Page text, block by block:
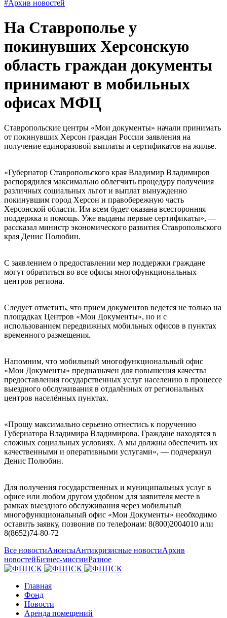
#Архив новостей
На Ставрополье у
покинувших Херсонскую
область граждан документы
принимают в мобильных
офисах МФЦ
Ставропольские центры «Мои документы» начали принимать
от покинувших Херсон граждан России заявления на
получение единоразовой выплаты и сертификатов на жилье.
«Губернатор Ставропольского края Владимир Владимиров
распорядился максимально облегчить процедуру получения
различных социальных льгот и выплат вынужденно
покинувшим город Херсон и правобережную часть
Херсонской области. Им всем будет оказана всесторонняя
поддержка и помощь. Уже выданы первые сертификаты», —
рассказал министр экономического развития Ставропольского
края Денис Полюбин.
С заявлением о предоставлении мер поддержки граждане
могут обратиться во все офисы многофункциональных
центров региона.
Следует отметить, что прием документов ведется не только на
площадках Центров «Мои Документы», но и с
использованием передвижных мобильных офисов в пунктах
временного размещения.
Напомним, что мобильный многофункциональный офис
«Мои Документы» предназначен для повышения качества
предоставления государственных услуг населению в процессе
выездного обслуживания в отдалённых от региональных
центров населённых пунктах.
«Прошу максимально серьезно отнестись к поручению
Губернатора Владимира Владимирова. Граждане находятся в
сложных социальных условиях. А мы должны обеспечить их
качественными и оперативными услугами», — подчеркнул
Денис Полюбин.
Для получения государственных и муниципальных услуг в
офисе или любом другом удобном для заявителя месте в
рамках выездного обслуживания через мобильный
многофункциональный офис «Мои Документы» необходимо
оставить заявку, позвонив по телефонам: 8(800)2004010 или
8(8652)74-80-72
Все новостиАнонсыАнтикризисные новостиАрхив
новостейБизнес-миссииРазное
Главная
Фонд
Новости
Аренда помещений